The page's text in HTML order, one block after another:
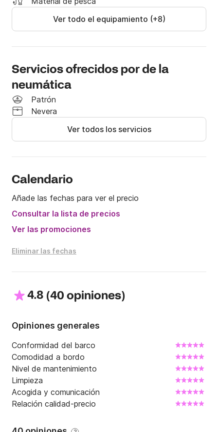
Asesoramiento sobre el enfoque técnico
En el GPS, muchas modas están marcados y la
boat, refrigerador, equipo de pesca atrás.
Las salidas 7 / 7d
Alquiler medio día, día completo, el fin de semana,
semana.
Ver todo el equipamiento (+8)
Servicios ofrecidos por de la
neumática
Patrón
Nevera
Ver todos los servicios
Calendario
Añade las fechas para ver el precio
Consultar la lista de precios
Ver las promociones
Eliminar las fechas
4.8 (40 opiniones)
Opiniones generales
Conformidad del barco
Comodidad a bordo
Nivel de mantenimiento
Limpieza
Acogida y comunicación
Relación calidad-precio